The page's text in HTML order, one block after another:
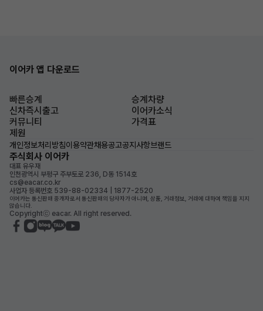
이어카 앱 다운로드
빠른승계
승계차량
신차즉시출고
이어카소식
커뮤니티
가격표
제원
개인정보처리방침이용약관채용공고공지사항브랜드
주식회사 이어카
대표 유우재
인천광역시 부평구 주부토로 236, D동 1514호
cs@eacar.co.kr
사업자 등록번호 539-88-02334 | 1877-2520
이어카는 통신판매 중개자로서 통신판매의 당사자가 아니며, 상품, 거래정보, 거래에 대하여 책임을 지지
않습니다.
Copyrightⓒ eacar. All right reserved.